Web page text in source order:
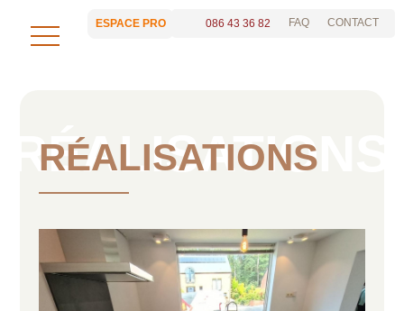
ESPACE PRO 086 43 36 82 FAQ CONTACT
RÉALISATIONS